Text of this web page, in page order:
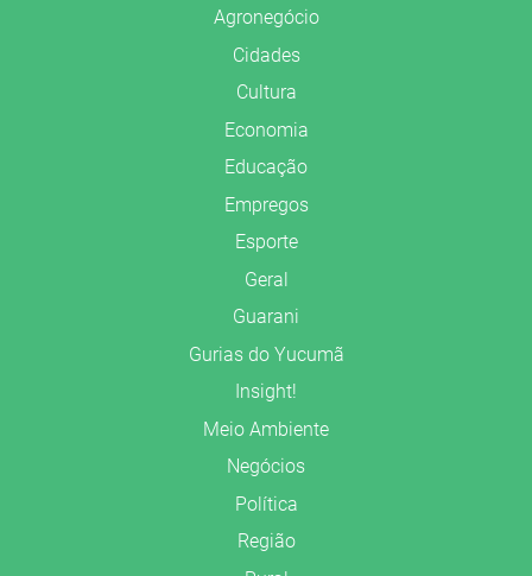
Agronegócio
Cidades
Cultura
Economia
Educação
Empregos
Esporte
Geral
Guarani
Gurias do Yucumã
Insight!
Meio Ambiente
Negócios
Política
Região